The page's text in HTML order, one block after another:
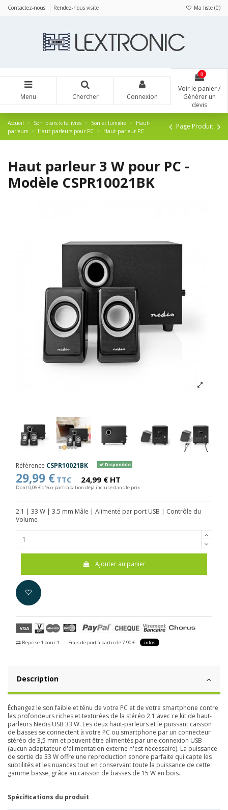
Contactez-nous Rendez-nous visite Ma liste (0)
Menu Chercher Connexion
0
Voir le panier /
Générer un
devis
Accueil Son loisirs kits livres Son et lumière
Haut-
parleurs
Haut parleurs pour PC Haut-parleur PC
Page Produit
Haut parleur 3 W pour PC -
Modèle CSPR10021BK
Référence CSPR10021BK Disponible
29,99 € TTC 24,99 € HT
Dont 0,06 € d'eco-participation déjà incluse dans le prix
2.1 | 33 W | 3.5 mm Mâle | Alimenté par port USB | Contrôle du
Volume
Ajouter au panier
Reprise 1 pour 1 Frais de port à partir de 7.90 € infos
Description
Échangez le son faible et ténu de votre PC et de votre smartphone contre
les profondeurs riches et texturées de la stéréo 2.1 avec ce kit de haut-
parleurs Nedis USB 33 W. Les deux haut-parleurs et le puissant caisson
de basses se connectent à votre PC ou smartphone par un connecteur
stéréo de 3,5 mm et peuvent être alimentés par une connexion USB
(aucun adaptateur d'alimentation externe n'est nécessaire). La puissance
de sortie de 33 W offre une reproduction sonore parfaite qui capte les
subtilités et les nuances tout en conservant toute la puissance de cette
gamme basse, grâce au caisson de basses de 15 W en bois.
Spécifications du produit
Panneau de gestion des cookies